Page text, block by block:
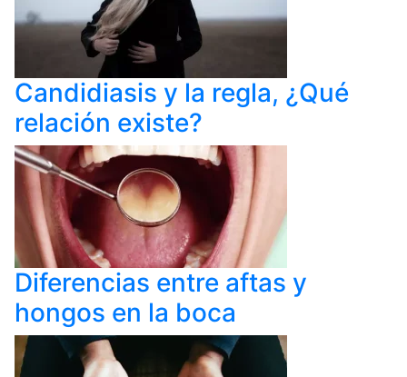
Candidiasis y la regla, ¿Qué
relación existe?
Diferencias entre aftas y
hongos en la boca